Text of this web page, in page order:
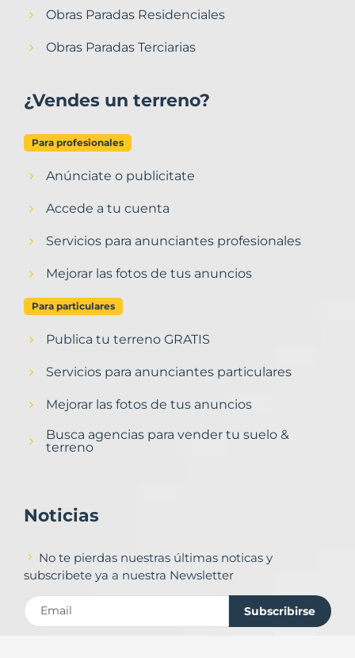
Obras Paradas Residenciales
Obras Paradas Terciarias
¿Vendes un terreno?
Para profesionales
Anúnciate o publicitate
Accede a tu cuenta
Servicios para anunciantes profesionales
Mejorar las fotos de tus anuncios
Para particulares
Publica tu terreno GRATIS
Servicios para anunciantes particulares
Mejorar las fotos de tus anuncios
Busca agencias para vender tu suelo &
terreno
Noticias
No te pierdas nuestras últimas noticas y
subscribete ya a nuestra Newsletter
Subscribirse